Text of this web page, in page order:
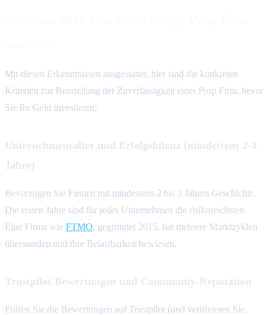
Mit diesen Erkenntnissen ausgestattet, hier sind die konkreten
Kriterien zur Beurteilung der Zuverlässigkeit einer Prop Firm, bevor
Sie Ihr Geld investieren:
Unternehmensalter und Erfolgsbilanz (mindestens 2-3
Jahre)
Bevorzugen Sie Firmen mit mindestens 2 bis 3 Jahren Geschichte.
Die ersten Jahre sind für jedes Unternehmen die risikoreichsten.
Eine Firma wie FTMO, gegründet 2015, hat mehrere Marktzyklen
überstanden und ihre Belastbarkeit bewiesen.
Trustpilot-Bewertungen und Community-Reputation
Prüfen Sie die Bewertungen auf Trustpilot (und verifizieren Sie,